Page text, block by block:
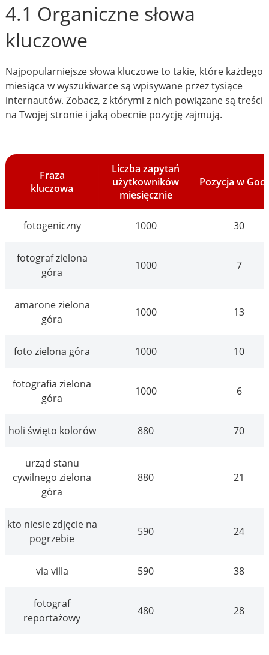
4.1 Organiczne słowa
kluczowe
Najpopularniejsze słowa kluczowe to takie, które każdego
miesiąca w wyszukiwarce są wpisywane przez tysiące
internautów. Zobacz, z którymi z nich powiązane są treści
na Twojej stronie i jaką obecnie pozycję zajmują.
Fraza
kluczowa
Liczba zapytań
użytkowników
miesięcznie
Pozycja w
fotogeniczny 1000 30
fotograf zielona
góra
1000 7
amarone zielona
góra
1000 13
foto zielona góra 1000 10
fotografia zielona
góra
1000 6
holi święto kolorów 880 70
urząd stanu
cywilnego zielona
góra
880 21
kto niesie zdjęcie na
pogrzebie
590 24
via villa 590 38
fotograf
reportażowy
480 28